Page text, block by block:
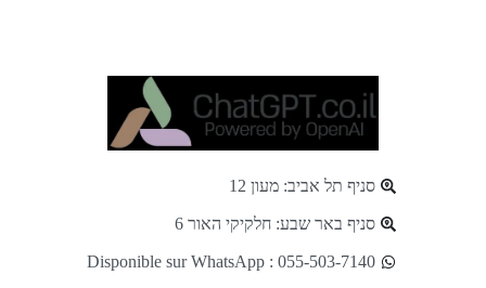
סניף תל אביב: מעון 12
סניף באר שבע: חלקיקי האור 6
Disponible sur WhatsApp : 055-503-7140